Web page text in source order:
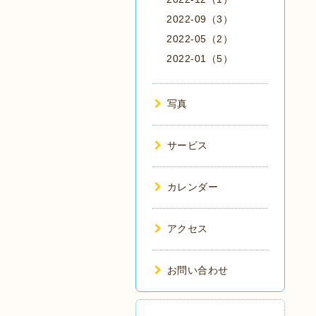
2022-09（3）
2022-05（2）
2022-01（5）
写真
サービス
カレンダー
アクセス
お問い合わせ